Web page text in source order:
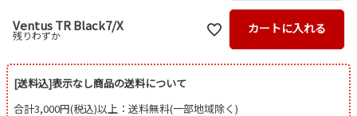
Ventus TR Black7/X
残りわずか カートに入れる
[送料込]表示なし商品の送料について
合計3,000円(税込)以上：送料無料(一部地域除く)